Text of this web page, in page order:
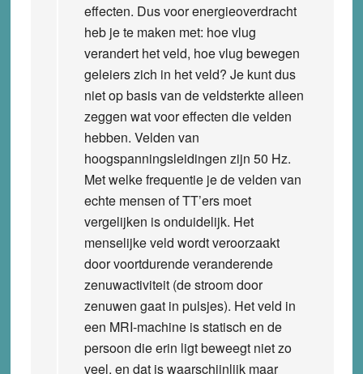
effecten. Dus voor energieoverdracht
heb je te maken met: hoe vlug
verandert het veld, hoe vlug bewegen
geleiers zich in het veld? Je kunt dus
niet op basis van de veldsterkte alleen
zeggen wat voor effecten die velden
hebben. Velden van
hoogspanningsleidingen zijn 50 Hz.
Met welke frequentie je de velden van
echte mensen of TT’ers moet
vergelijken is onduidelijk. Het
menselijke veld wordt veroorzaakt
door voortdurende veranderende
zenuwactiviteit (de stroom door
zenuwen gaat in pulsjes). Het veld in
een MRI-machine is statisch en de
persoon die erin ligt beweegt niet zo
veel, en dat is waarschijnlijk maar